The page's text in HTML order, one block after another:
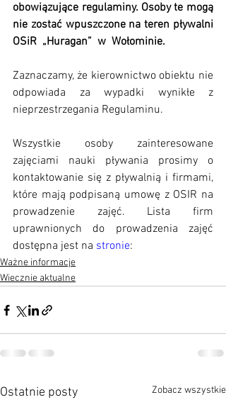
obowiązujące regulaminy. Osoby te mogą
nie zostać wpuszczone na teren pływalni
OSiR  „Huragan”  w  Wołominie.
Zaznaczamy, że kierownictwo obiektu nie
odpowiada za wypadki wynikłe z
nieprzestrzegania Regulaminu.
Wszystkie osoby zainteresowane
zajęciami nauki pływania prosimy o
kontaktowanie się z pływalnią i firmami,
które mają podpisaną umowę z OSIR na
prowadzenie zajęć. Lista firm
uprawnionych do prowadzenia zajęć
dostępna jest na stronie:
Ważne informacje
Wiecznie aktualne
Ostatnie posty Zobacz wszystkie